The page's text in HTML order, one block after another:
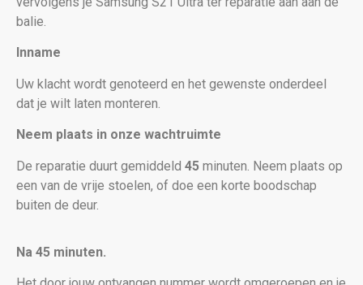
balie.
Inname
Uw klacht wordt genoteerd en het gewenste onderdeel
dat je wilt laten monteren.
Neem plaats in onze wachtruimte
De reparatie duurt gemiddeld 45 minuten. Neem plaats op
een van de vrije stoelen, of doe een korte boodschap
buiten de deur.
Na 45 minuten.